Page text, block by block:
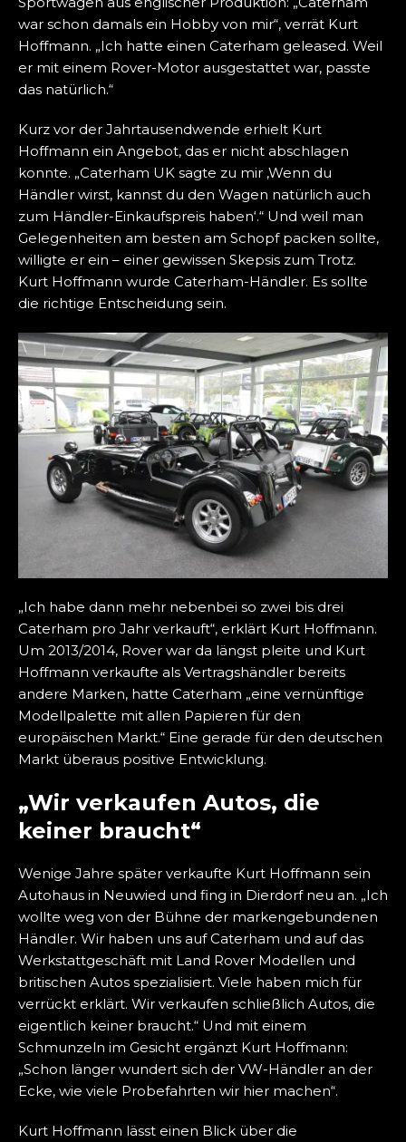
war schon damals ein Hobby von mir“, verrät Kurt
Hoffmann. „Ich hatte einen Caterham geleased. Weil
er mit einem Rover-Motor ausgestattet war, passte
das natürlich.“
Kurz vor der Jahrtausendwende erhielt Kurt
Hoffmann ein Angebot, das er nicht abschlagen
konnte. „Caterham UK sagte zu mir ‚Wenn du
Händler wirst, kannst du den Wagen natürlich auch
zum Händler-Einkaufspreis haben‘.“ Und weil man
Gelegenheiten am besten am Schopf packen sollte,
willigte er ein – einer gewissen Skepsis zum Trotz.
Kurt Hoffmann wurde Caterham-Händler. Es sollte
die richtige Entscheidung sein.
„Ich habe dann mehr nebenbei so zwei bis drei
Caterham pro Jahr verkauft“, erklärt Kurt Hoffmann.
Um 2013/2014, Rover war da längst pleite und Kurt
Hoffmann verkaufte als Vertragshändler bereits
andere Marken, hatte Caterham „eine vernünftige
Modellpalette mit allen Papieren für den
europäischen Markt.“ Eine gerade für den deutschen
Markt überaus positive Entwicklung.
„Wir verkaufen Autos, die
keiner braucht“
Wenige Jahre später verkaufte Kurt Hoffmann sein
Autohaus in Neuwied und fing in Dierdorf neu an. „Ich
wollte weg von der Bühne der markengebundenen
Händler. Wir haben uns auf Caterham und auf das
Werkstattgeschäft mit Land Rover Modellen und
britischen Autos spezialisiert. Viele haben mich für
verrückt erklärt. Wir verkaufen schließlich Autos, die
eigentlich keiner braucht.“ Und mit einem
Schmunzeln im Gesicht ergänzt Kurt Hoffmann:
„Schon länger wundert sich der VW-Händler an der
Ecke, wie viele Probefahrten wir hier machen“.
Kurt Hoffmann lässt einen Blick über die